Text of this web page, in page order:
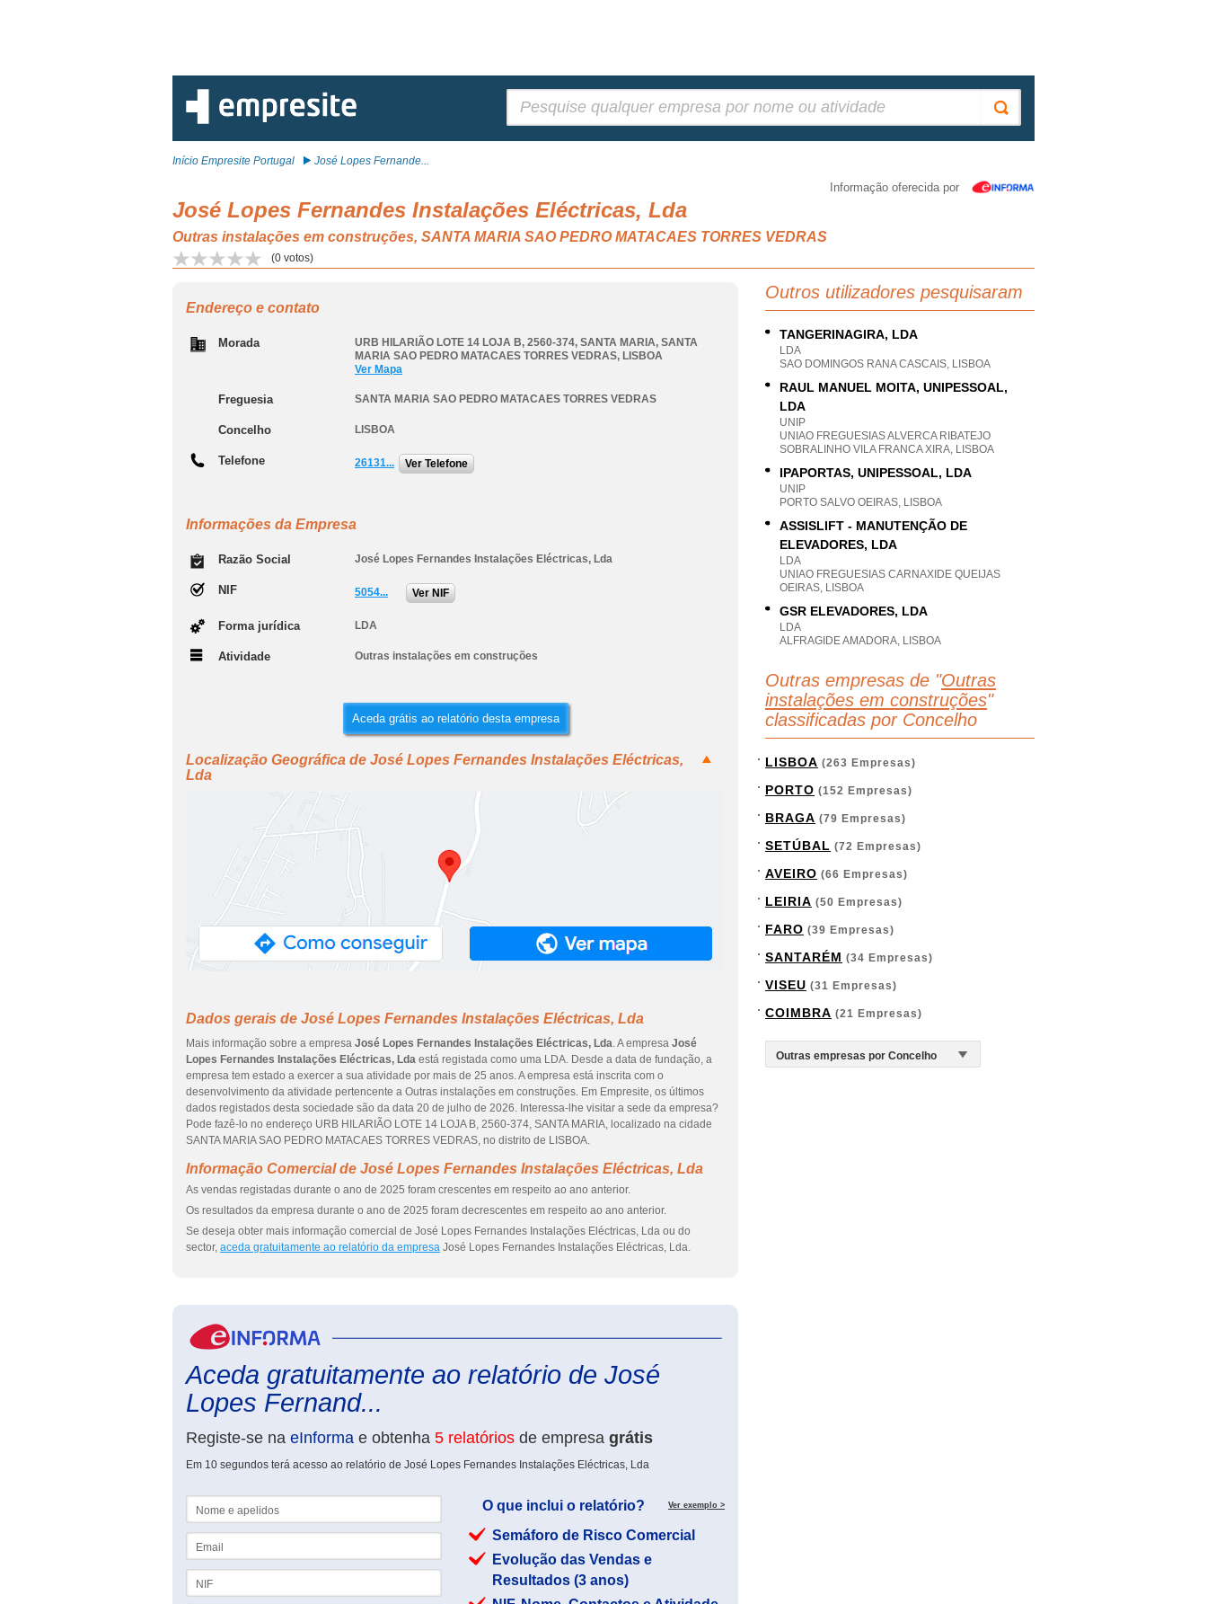
Início Empresite Portugal José Lopes Fernande...
Informação oferecida por
José Lopes Fernandes Instalações Eléctricas, Lda
Outras instalações em construções, SANTA MARIA SAO PEDRO MATACAES TORRES VEDRAS
(0 votos)
Endereço e contato
Morada URB HILARIÃO LOTE 14 LOJA B, 2560-374, SANTA MARIA, SANTA
MARIA SAO PEDRO MATACAES TORRES VEDRAS, LISBOA
Ver Mapa
Freguesia SANTA MARIA SAO PEDRO MATACAES TORRES VEDRAS
Concelho LISBOA
Telefone 26131... Ver Telefone
Informações da Empresa
Razão Social José Lopes Fernandes Instalações Eléctricas, Lda
NIF 5054... Ver NIF
Forma jurídica LDA
Atividade Outras instalações em construções
Aceda grátis ao relatório desta empresa
Localização Geográfica de José Lopes Fernandes Instalações Eléctricas,
Lda
Dados gerais de José Lopes Fernandes Instalações Eléctricas, Lda
Mais informação sobre a empresa José Lopes Fernandes Instalações Eléctricas, Lda. A empresa José
Lopes Fernandes Instalações Eléctricas, Lda está registada como uma LDA. Desde a data de fundação, a
empresa tem estado a exercer a sua atividade por mais de 25 anos. A empresa está inscrita com o
desenvolvimento da atividade pertencente a Outras instalações em construções. Em Empresite, os últimos
dados registados desta sociedade são da data 20 de julho de 2026. Interessa-lhe visitar a sede da empresa?
Pode fazê-lo no endereço URB HILARIÃO LOTE 14 LOJA B, 2560-374, SANTA MARIA, localizado na cidade
SANTA MARIA SAO PEDRO MATACAES TORRES VEDRAS, no distrito de LISBOA.
Informação Comercial de José Lopes Fernandes Instalações Eléctricas, Lda
As vendas registadas durante o ano de 2025 foram crescentes em respeito ao ano anterior.
Os resultados da empresa durante o ano de 2025 foram decrescentes em respeito ao ano anterior.
Se deseja obter mais informação comercial de José Lopes Fernandes Instalações Eléctricas, Lda ou do
sector, aceda gratuitamente ao relatório da empresa José Lopes Fernandes Instalações Eléctricas, Lda.
Aceda gratuitamente ao relatório de José
Lopes Fernand...
Registe-se na eInforma e obtenha 5 relatórios de empresa grátis
Em 10 segundos terá acesso ao relatório de José Lopes Fernandes Instalações Eléctricas, Lda
O que inclui o relatório? Ver exemplo >
Semáforo de Risco Comercial
Evolução das Vendas e
Resultados (3 anos)
Outros utilizadores pesquisaram
TANGERINAGIRA, LDA
LDA
SAO DOMINGOS RANA CASCAIS, LISBOA
RAUL MANUEL MOITA, UNIPESSOAL,
LDA
UNIP
UNIAO FREGUESIAS ALVERCA RIBATEJO
SOBRALINHO VILA FRANCA XIRA, LISBOA
IPAPORTAS, UNIPESSOAL, LDA
UNIP
PORTO SALVO OEIRAS, LISBOA
ASSISLIFT - MANUTENÇÃO DE
ELEVADORES, LDA
LDA
UNIAO FREGUESIAS CARNAXIDE QUEIJAS
OEIRAS, LISBOA
GSR ELEVADORES, LDA
LDA
ALFRAGIDE AMADORA, LISBOA
Outras empresas de "Outras
instalações em construções"
classificadas por Concelho
LISBOA (263 Empresas)
PORTO (152 Empresas)
BRAGA (79 Empresas)
SETÚBAL (72 Empresas)
AVEIRO (66 Empresas)
LEIRIA (50 Empresas)
FARO (39 Empresas)
SANTARÉM (34 Empresas)
VISEU (31 Empresas)
COIMBRA (21 Empresas)